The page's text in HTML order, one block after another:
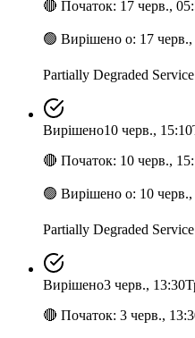
🔴 Початок: 17 черв.,
🟢 Вирішено о: 17
Partially Degraded Service
Вирішено10 черв., 15:10
🔴 Початок: 10 черв.,
🟢 Вирішено о: 10
Partially Degraded Service
Вирішено3 черв., 13:30
🔴 Початок: 3 черв.,